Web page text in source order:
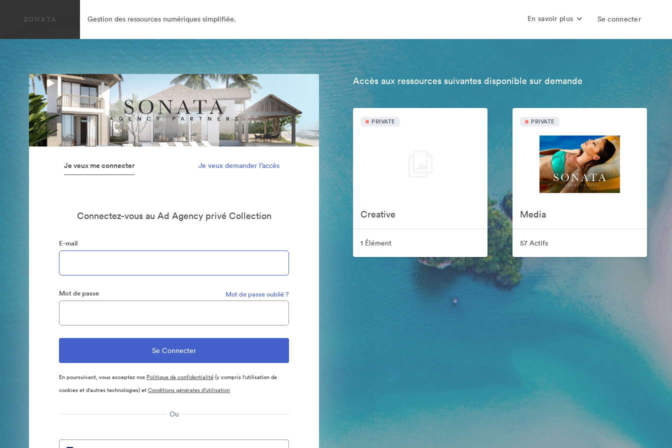
Gestion des ressources numériques simplifiée. En savoir plus Se connecter
Je veux me connecter Je veux demander l’accès
Connectez-vous au Ad Agency privé Collection
E-mail
Mot de passe Mot de passe oublié ?
En poursuivant, vous acceptez nos Politique de confidentialité(y compris l'utilisation de
cookies et d'autres technologies) etConditions générales d’utilisation
Ou
Accès aux ressources suivantes disponible sur demande
PRIVATE
Creative
1 Élément
PRIVATE
Media
57 Actifs